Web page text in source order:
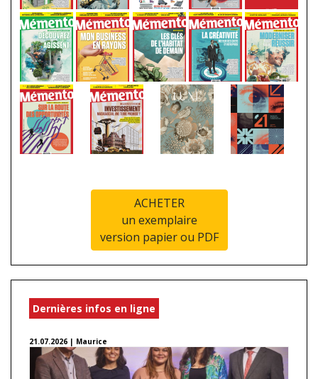
ACHETER
un exemplaire
version papier ou PDF
Dernières infos en ligne
21.07.2026 | Maurice